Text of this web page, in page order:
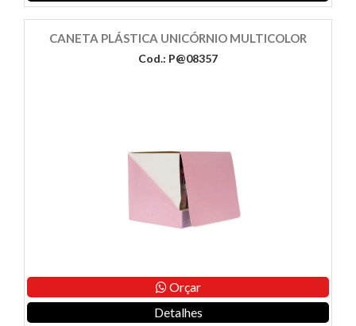
CANETA PLÁSTICA UNICÓRNIO MULTICOLOR
Cod.: P@08357
Orçar
Detalhes